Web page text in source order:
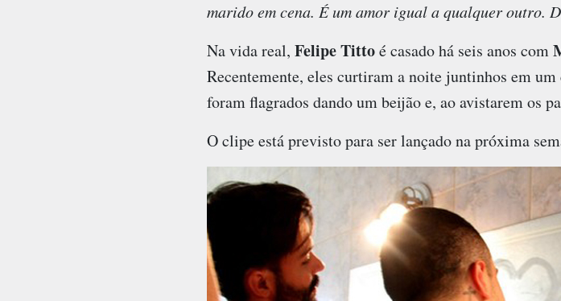
marido em cena. É um amor igual a qualquer outro.
Na vida real, Felipe Tittoé casado há seis anos com
Recentemente, eles curtiram a noite juntinhos em
foram flagrados dando um beijão e, ao avistarem os
O clipe está previsto para ser lançado na próxima